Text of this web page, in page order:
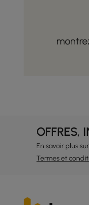
OFFRES,
En savoir plus
Termes et